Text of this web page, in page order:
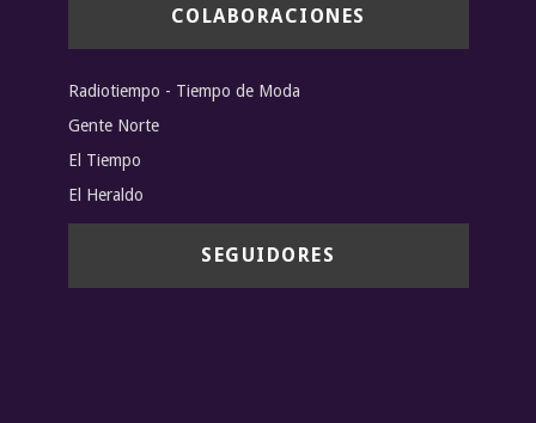
COLABORACIONES
Radiotiempo - Tiempo de Moda
Gente Norte
El Tiempo
El Heraldo
SEGUIDORES